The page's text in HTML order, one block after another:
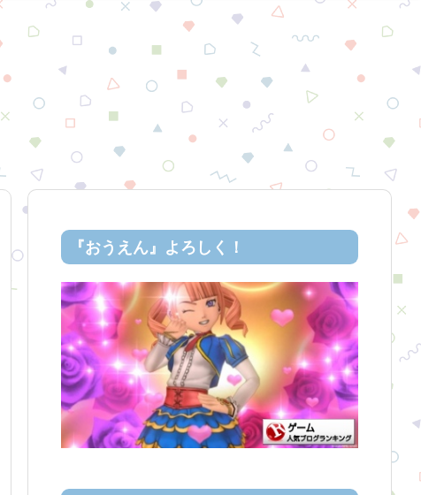
『おうえん』よろしく！